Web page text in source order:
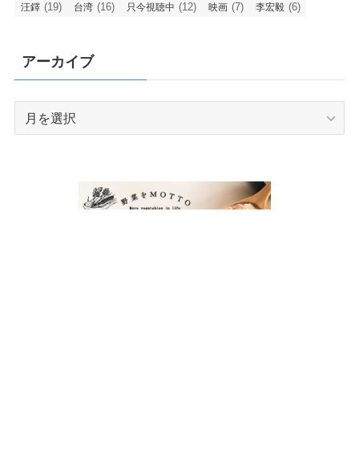
汪鐸 (19) 台湾 (16) 只今視聴中 (12) 映画 (7) 李宏毅 (6)
アーカイブ